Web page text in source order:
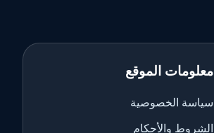
معلومات الموقع
سياسة الخصوصية
الشروط والأحكام